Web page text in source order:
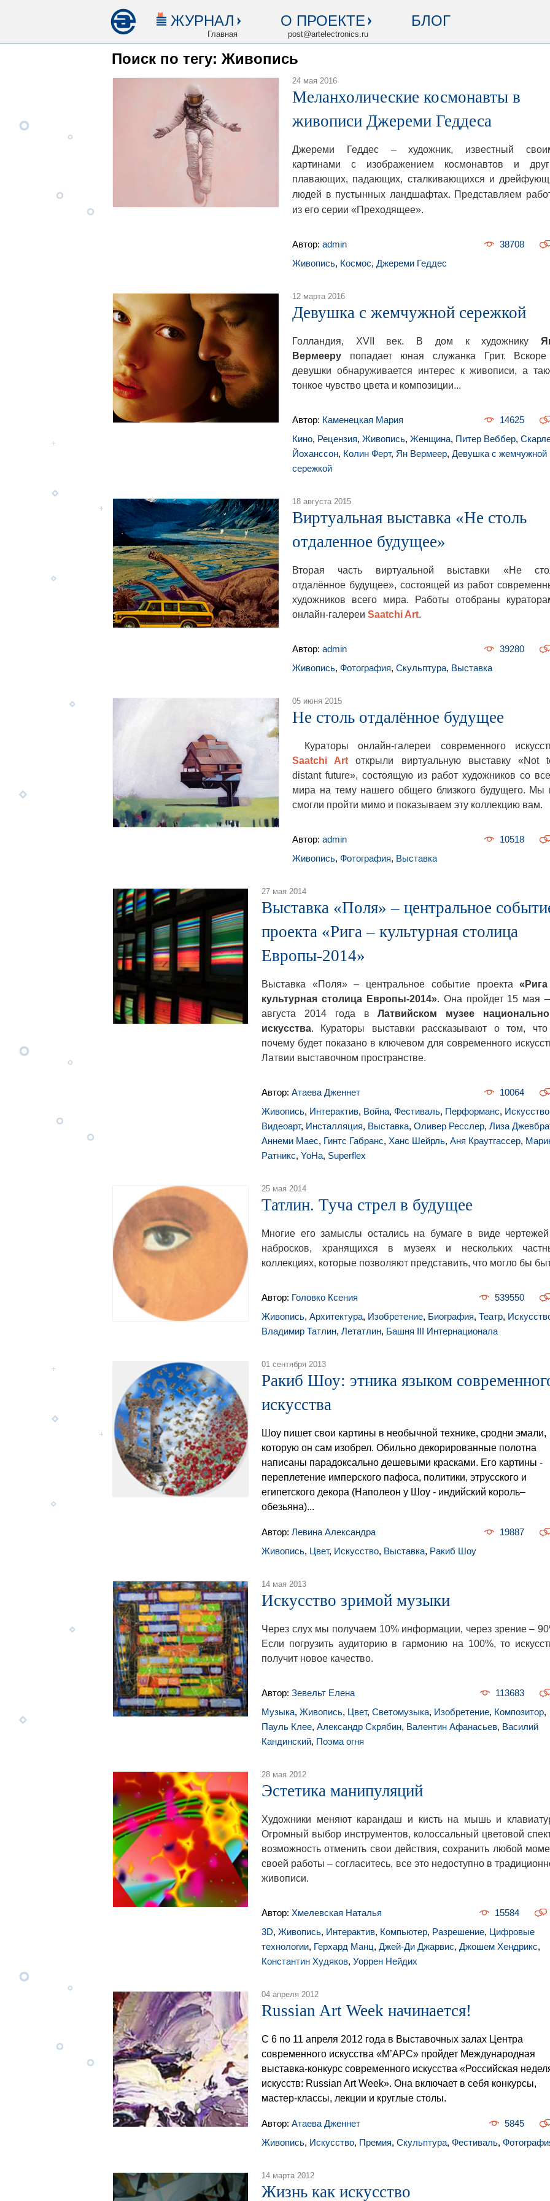
ЖУРНАЛ
Главная
О ПРОЕКТЕ
post@artelectronics.ru
БЛОГ
Поиск по тегу: Живопись
24 мая 2016
Меланхолические космонавты в
живописи Джереми Геддеса
Джереми Геддес – художник, известный
картинами с изображением космонавтов и
плавающих, падающих, сталкивающихся и
людей в пустынных ландшафтах. Представляем
из его серии «Преходящее».
Автор: admin
38708
Живопись, Космос, Джереми Геддес
12 марта 2016
Девушка с жемчужной сережкой
Голландия, XVII век. В дом к художнику
Вермееру попадает юная служанка Грит.
девушки обнаруживается интерес к живописи, а
тонкое чувство цвета и композиции...
Автор: Каменецкая Мария
14625
Кино, Рецензия, Живопись, Женщина, Питер Веббер,
Йоханссон, Колин Ферт, Ян Вермеер, Девушка с жемчужной
сережкой
18 августа 2015
Виртуальная выставка «Не столь
отдаленное будущее»
Вторая часть виртуальной выставки «Не
отдалённое будущее», состоящей из работ
художников всего мира. Работы отобраны
онлайн-галереи Saatchi Art.
Автор: admin
39280
Живопись, Фотография, Скульптура, Выставка
05 июня 2015
Не столь отдалённое будущее
Кураторы онлайн-галереи современного
Saatchi Art открыли виртуальную выставку «Not
distant future», состоящую из работ художников со
мира на тему нашего общего близкого будущего. Мы
смогли пройти мимо и показываем эту коллекцию вам.
Автор: admin
10518
Живопись, Фотография, Выставка
27 мая 2014
Выставка «Поля» – центральное
проекта «Рига – культурная столица
Европы-2014»
Выставка «Поля» – центральное событие проекта
культурная столица Европы-2014». Она пройдет 15 мая
августа 2014 года вЛатвийском музее
искусства. Кураторы выставки рассказывают о том,
почему будет показано в ключевом для современного
Латвии выставочном пространстве.
Автор: Атаева Дженнет
10064
Живопись, Интерактив, Война, Фестиваль, Перформанс, Искусство
Видеоарт, Инсталляция, Выставка, Оливер Ресслер, Лиза
Аннеми Маес, Гинтс Габранс, Ханс Шейрль, Аня Краутгассер,
Ратникс, YoHa, Superflex
25 мая 2014
Татлин. Туча стрел в будущее
Многие его замыслы остались на бумаге в виде
набросков, хранящихся в музеях и нескольких
коллекциях, которые позволяют представить, что могло бы
Автор: Головко Ксения
539550
Живопись, Архитектура, Изобретение, Биография, Театр,
Владимир Татлин, Летатлин, Башня III Интернационала
01 сентября 2013
Ракиб Шоу: этника языком
искусства
Шоу пишет свои картины в необычной технике, сродни эмали,
которую он сам изобрел. Обильно декорированные полотна
написаны парадоксально дешевыми красками. Его картины -
переплетение имперского пафоса, политики, этрусского и
египетского декора (Наполеон у Шоу - индийский король–
обезьяна)...
Автор: Левина Александра
19887
Живопись, Цвет, Искусство, Выставка, Ракиб Шоу
14 мая 2013
Искусство зримой музыки
Через слух мы получаем 10% информации, через зрение –
Если погрузить аудиторию в гармонию на 100%, то
получит новое качество.
Автор: Зевельт Елена
113683
Музыка, Живопись, Цвет, Светомузыка, Изобретение, Композитор,
Пауль Клее, Александр Скрябин, Валентин Афанасьев, Василий
Кандинский, Поэма огня
28 мая 2012
Эстетика манипуляций
Художники меняют карандаш и кисть на мышь и
Огромный выбор инструментов, колоссальный цветовой
возможность отменить свои действия, сохранить любой
своей работы – согласитесь, все это недоступно в
живописи.
Автор: Хмелевская Наталья
15584
3D, Живопись, Интерактив, Компьютер, Разрешение, Цифровые
технологии, Герхард Манц, Джей-Ди Джарвис, Джошем Хендрикс,
Константин Худяков, Уоррен Нейдих
04 апреля 2012
Russian Art Week начинается!
С 6 по 11 апреля 2012 года в Выставочных залах Центра
современного искусства «М’АРС» пройдет Международная
выставка-конкурс современного искусства «Российская
искусств: Russian Art Week». Она включает в себя конкурсы,
мастер-классы, лекции и круглые столы.
Автор: Атаева Дженнет
5845
Живопись, Искусство, Премия, Скульптура, Фестиваль,
14 марта 2012
Жизнь как искусство